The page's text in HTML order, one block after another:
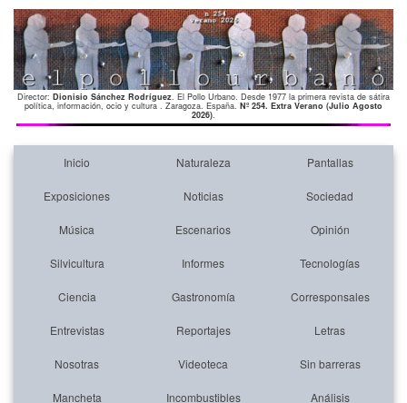
Director: Dionisio Sánchez Rodríguez. El Pollo Urbano. Desde 1977 la primera revista de sátira
política, información, ocio y cultura . Zaragoza. España. Nº 254. Extra Verano (Julio Agosto
2026).
Inicio Naturaleza Pantallas
Exposiciones Noticias Sociedad
Música Escenarios Opinión
Silvicultura Informes Tecnologías
Ciencia Gastronomía Corresponsales
Entrevistas Reportajes Letras
Nosotras Videoteca Sin barreras
Mancheta Incombustibles Análisis